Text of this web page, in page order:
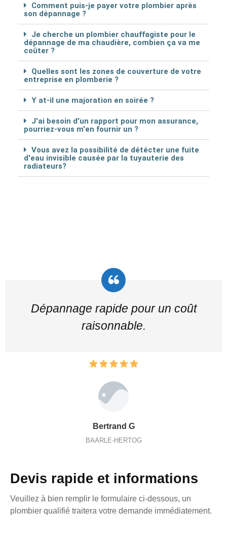
Comment puis-je payer votre plombier après
son dépannage ?
Je cherche un plombier chauffagiste pour le
dépannage de ma chaudière, combien ça va me
coûter ?
Quelles sont les zones de couverture de votre
entreprise en plomberie ?
Y at-il une majoration en soirée ?
J'ai besoin d'un rapport pour mon assurance,
pourriez-vous m'en fournir un ?
Vous avez la possibilité de détécter une fuite
d'eau invisible causée par la tuyauterie des
radiateurs?
Dépannage rapide pour un coût
raisonnable.
Bertrand G
BAARLE-HERTOG
Devis rapide et informations
Veuillez à bien remplir le formulaire ci-dessous, un
plombier qualifié traitera votre demande immédiatement.